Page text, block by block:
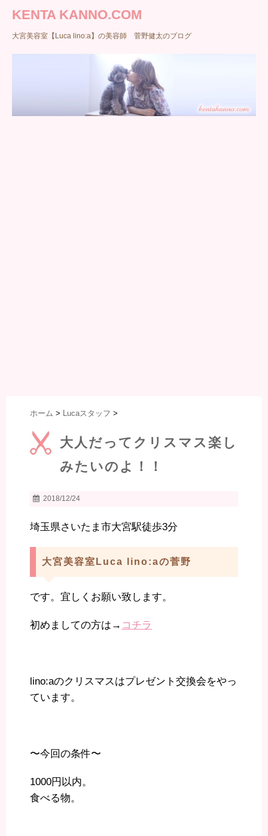
KENTA KANNO.COM
大宮美容室【Luca lino:a】の美容師 菅野健太のブログ
ホーム > Lucaスタッフ >
大人だってクリスマス楽し
みたいのよ！！
2018/12/24
埼玉県さいたま市大宮駅徒歩3分
大宮美容室Luca lino:aの菅野
です。宜しくお願い致します。
初めましての方は→ コチラ
lino:aのクリスマスはプレゼント交換会をやっ
ています。
〜今回の条件〜
1000円以内。
食べる物。